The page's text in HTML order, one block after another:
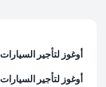
أوغوز لتأجير السيارات
أوغوز لتأجير السيارات